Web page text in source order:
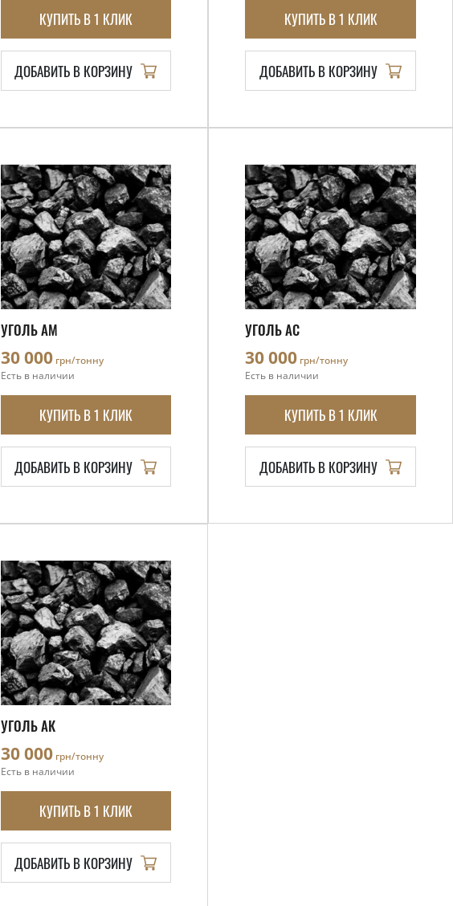
КУПИТЬ В 1 КЛИК
ДОБАВИТЬ В КОРЗИНУ
КУПИТЬ В 1 КЛИК
ДОБАВИТЬ В КОРЗИНУ
УГОЛЬ АМ
30 000 грн/тонну
Есть в наличии
КУПИТЬ В 1 КЛИК
ДОБАВИТЬ В КОРЗИНУ
УГОЛЬ АС
30 000 грн/тонну
Есть в наличии
КУПИТЬ В 1 КЛИК
ДОБАВИТЬ В КОРЗИНУ
УГОЛЬ АК
30 000 грн/тонну
Есть в наличии
КУПИТЬ В 1 КЛИК
ДОБАВИТЬ В КОРЗИНУ